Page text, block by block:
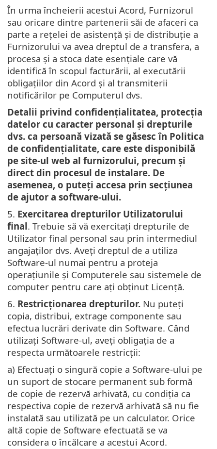
În urma încheierii acestui Acord, Furnizorul
sau oricare dintre partenerii săi de afaceri ca
parte a rețelei de asistență și de distribuție a
Furnizorului va avea dreptul de a transfera, a
procesa și a stoca date esențiale care vă
identifică în scopul facturării, al executării
obligațiilor din Acord și al transmiterii
notificărilor pe Computerul dvs.
Detalii privind confidențialitatea, protecția
datelor cu caracter personal și drepturile
dvs. ca persoană vizată se găsesc în Politica
de confidențialitate, care este disponibilă
pe site-ul web al furnizorului, precum și
direct din procesul de instalare. De
asemenea, o puteți accesa prin secțiunea
de ajutor a software-ului.
5. Exercitarea drepturilor Utilizatorului
final. Trebuie să vă exercitați drepturile de
Utilizator final personal sau prin intermediul
angajaților dvs. Aveți dreptul de a utiliza
Software-ul numai pentru a proteja
operațiunile și Computerele sau sistemele de
computer pentru care ați obținut Licență.
6. Restricționarea drepturilor. Nu puteți
copia, distribui, extrage componente sau
efectua lucrări derivate din Software. Când
utilizați Software-ul, aveți obligația de a
respecta următoarele restricții:
a) Efectuaţi o singură copie a Software-ului pe
un suport de stocare permanent sub formă
de copie de rezervă arhivată, cu condiţia ca
respectiva copie de rezervă arhivată să nu fie
instalată sau utilizată pe un calculator. Orice
altă copie de Software efectuată se va
considera o încălcare a acestui Acord.